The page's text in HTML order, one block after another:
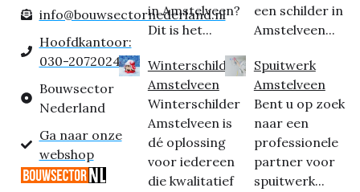
info@bouwsectornederland.nl
Hoofdkantoor:
030-2072024
Bouwsector
Nederland
Ga naar onze
webshop
in Amstelveen?
Dit is het...
Winterschilder
Amstelveen
Winterschilder
Amstelveen is
dé oplossing
voor iedereen
die kwalitatief
een schilder in
Amstelveen...
Spuitwerk
Amstelveen
Bent u op zoek
naar een
professionele
partner voor
spuitwerk...